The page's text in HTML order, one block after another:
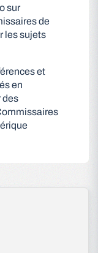
sur
de
les sujets
et
en
des